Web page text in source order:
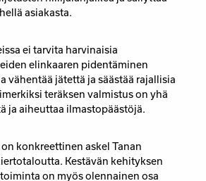
asiakasta.
ei tarvita harvinaisia
elinkaaren pidentäminen
vähentää jätettä ja säästää rajallisia
teräksen valmistus on yhä
ja aiheuttaa ilmastopäästöjä.
konkreettinen askel Tanan
Kestävän kehityksen
on myös olennainen osa